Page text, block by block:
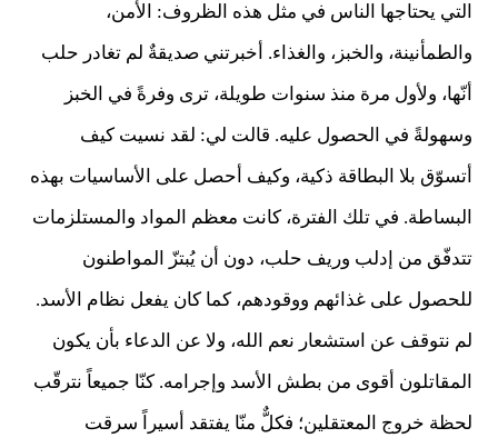
التي يحتاجها الناس في مثل هذه الظروف: الأمن،
والطمأنينة، والخبز، والغذاء. أخبرتني صديقةٌ لم تغادر حلب
أنّها، ولأول مرة منذ سنوات طويلة، ترى وفرةً في الخبز
وسهولةً في الحصول عليه. قالت لي: لقد نسيت كيف
أتسوّق بلا البطاقة ذكية، وكيف أحصل على الأساسيات بهذه
البساطة. في تلك الفترة، كانت معظم المواد والمستلزمات
تتدفّق من إدلب وريف حلب، دون أن يُبتزّ المواطنون
للحصول على غذائهم ووقودهم، كما كان يفعل نظام الأسد.
لم نتوقف عن استشعار نعم الله، ولا عن الدعاء بأن يكون
المقاتلون أقوى من بطش الأسد وإجرامه. كنّا جميعاً نترقّب
لحظة خروج المعتقلين؛ فكلٌّ منّا يفتقد أسيراً سرقت